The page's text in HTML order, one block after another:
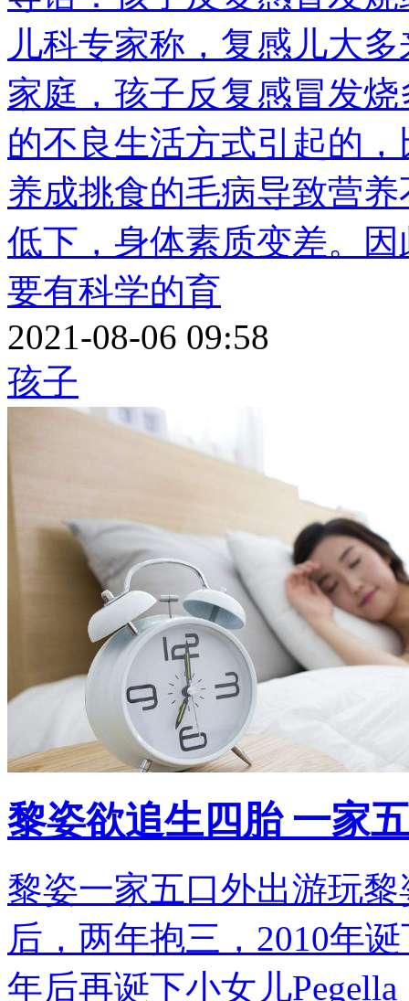
儿科专家称，复感儿大
家庭，孩子反复感冒发
的不良生活方式引起的
养成挑食的毛病导致营
低下，身体素质变差。
要有科学的育
2021-08-06 09:58
孩子
黎姿欲追生四胎 一家
黎姿一家五口外出游玩
后，两年抱三，2010年
年后再诞下小女儿